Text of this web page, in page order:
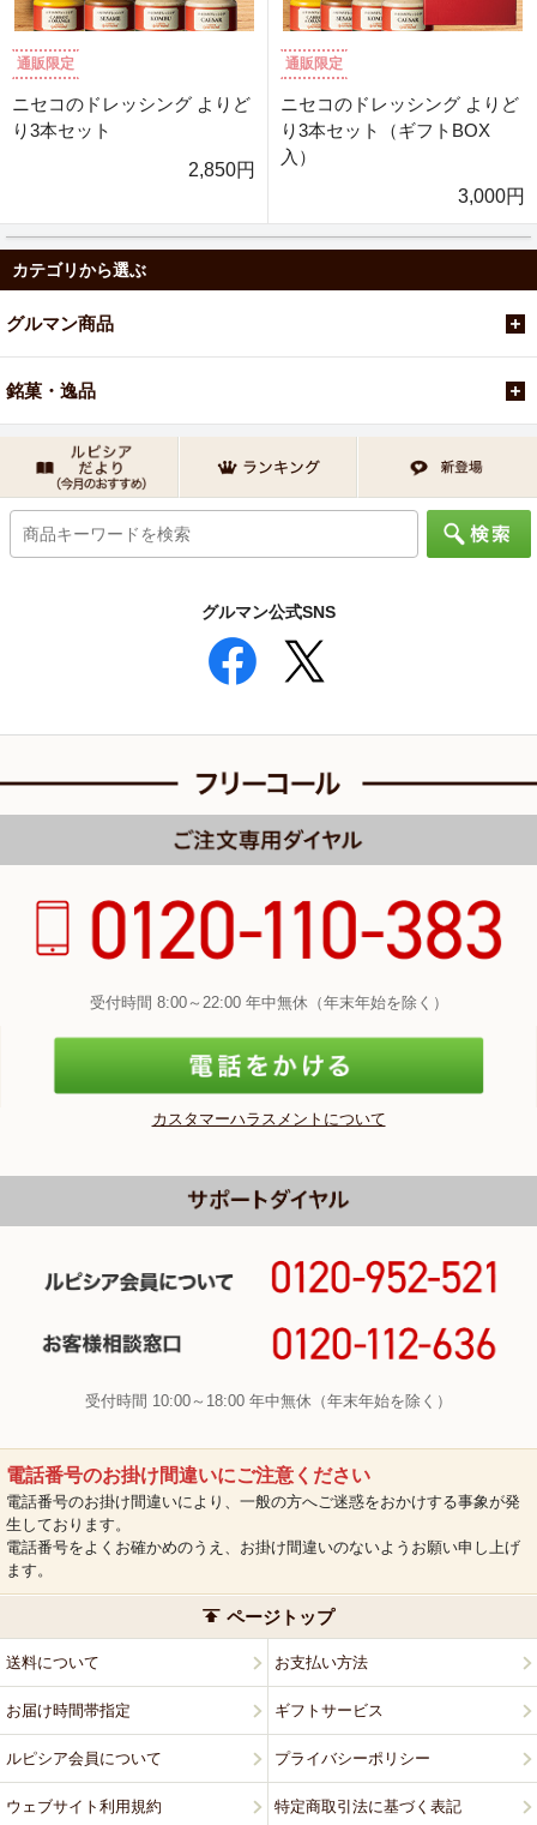
通販限定
ニセコのドレッシング よりど
り3本セット
2,850円
通販限定
ニセコのドレッシング よりど
り3本セット（ギフトBOX
入）
3,000円
カテゴリから選ぶ
グルマン商品
銘菓・逸品
グルマン公式SNS
受付時間 8:00～22:00 年中無休（年末年始を除く）
カスタマーハラスメントについて
受付時間 10:00～18:00 年中無休（年末年始を除く）
電話番号のお掛け間違いにご注意ください
電話番号のお掛け間違いにより、一般の方へご迷惑をおかけする事象が発
生しております。
電話番号をよくお確かめのうえ、お掛け間違いのないようお願い申し上げ
ます。
ページトップ
送料について お支払い方法
お届け時間帯指定 ギフトサービス
ルピシア会員について プライバシーポリシー
ウェブサイト利用規約 特定商取引法に基づく表記